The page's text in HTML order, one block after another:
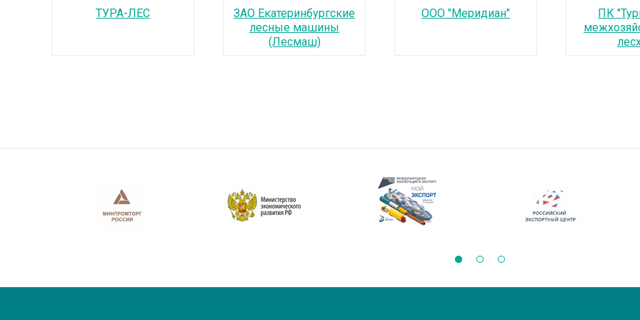
ТУРА-ЛЕС
ЗАО Екатеринбургские
лесные машины
(Лесмаш)
ООО "Меридиан"
ПК